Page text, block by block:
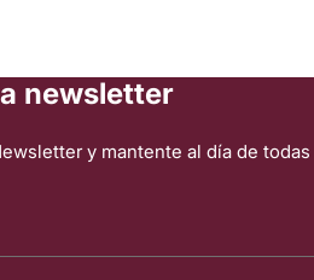
newsletter
y mantente al día de todas